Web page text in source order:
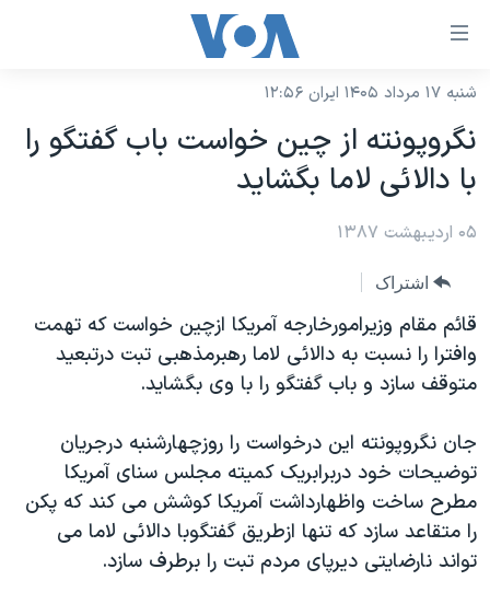
لینکهای
دسترسی
جهش
محتوای
اصلی
جهش
صفحه
اصلی
جهش
به
جستجو
نسخه سبک وب‌سایت
موضوع ها
ایران
آمریکا
جهان
ورزشی
گزیده‌ها
ویژه برنامه‌ها
ویدیوها
فرهنگ و زندگی
حقوق شهروندی
برنامه های تلویزیونی
جدول برنامه ها
صفحه‌های ویژه
جام جهانی ۲۰۲۶
عملیات خشم حماسی
۲۵۰سالگی آمریکا
بایگانی برنامه‌های تلویزیونی
مستندها
انتخابات ریاست جمهوری آمریکا ۲۰۲۴
فرکانس‌های صدای آمریکا
پخش رادیویی
یادگیری زبان انگلیسی
دنبال کنید
شنبه ۱۷ مرداد ۱۴۰۵ ایران ۱۲:۵۶
نگروپونته از چین خواست باب گفتگو را
با دالائی لاما بگشاید
۰۵ اردیبهشت ۱۳۸۷
اشتراک
قائم مقام وزیرامورخارجه آمریکا ازچین خواست که تهمت
وافترا را نسبت به دالائی لاما رهبرمذهبی تبت درتبعید
متوقف سازد و باب گفتگو را با وی بگشاید.
جان نگروپونته این درخواست را روزچهارشنبه درجریان
توضیحات خود دربرابریک کمیته مجلس سنای آمریکا
مطرح ساخت واظهارداشت آمریکا کوشش می کند که پکن
را متقاعد سازد که تنها ازطریق گفتگوبا دالائی لاما می
تواند نارضایتی دیرپای مردم تبت را برطرف سازد.